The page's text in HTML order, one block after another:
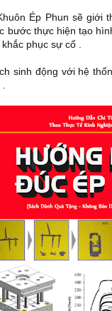
Ép Phun sẽ giới
bước thực hiện tạo
phục sự cố .
sinh động với hệ